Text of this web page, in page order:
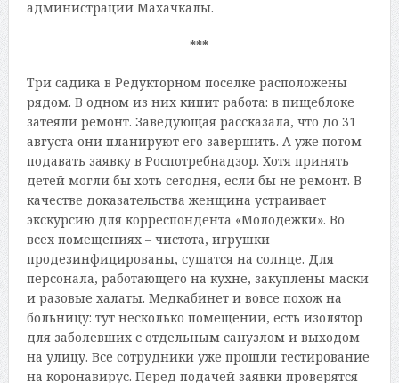
администрации Махачкалы.
***
Три садика в Редукторном поселке расположены
рядом. В одном из них кипит работа: в пищеблоке
затеяли ремонт. Заведующая рассказала, что до 31
августа они планируют его завершить. А уже потом
подавать заявку в Роспотребнадзор. Хотя принять
детей могли бы хоть сегодня, если бы не ремонт. В
качестве доказательства женщина устраивает
экскурсию для корреспондента «Молодежки». Во
всех помещениях – чистота, игрушки
продезинфицированы, сушатся на солнце. Для
персонала, работающего на кухне, закуплены маски
и разовые халаты. Медкабинет и вовсе похож на
больницу: тут несколько помещений, есть изолятор
для заболевших с отдельным санузлом и выходом
на улицу. Все сотрудники уже прошли тестирование
на коронавирус. Перед подачей заявки проверятся